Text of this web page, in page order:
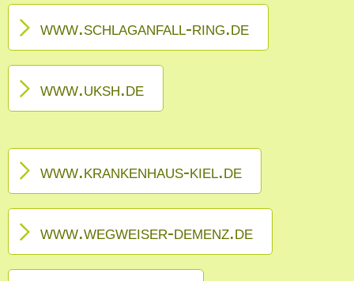
www.schlaganfall-ring.de
www.uksh.de
www.krankenhaus-kiel.de
www.wegweiser-demenz.de